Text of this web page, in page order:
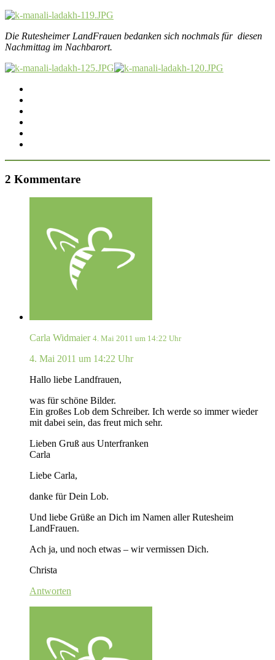
Die Rutesheimer LandFrauen bedanken sich nochmals für diesen
Nachmittag im Nachbarort.
2 Kommentare
Carla Widmaier 4. Mai 2011 um 14:22 Uhr
4. Mai 2011 um 14:22 Uhr
Hallo liebe Landfrauen,
was für schöne Bilder.
Ein großes Lob dem Schreiber. Ich werde so immer wieder
mit dabei sein, das freut mich sehr.
Lieben Gruß aus Unterfranken
Carla
Liebe Carla,
danke für Dein Lob.
Und liebe Grüße an Dich im Namen aller Rutesheim
LandFrauen.
Ach ja, und noch etwas – wir vermissen Dich.
Christa
Antworten